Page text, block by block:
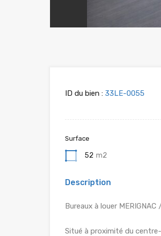
ID du bien : 33LE-0055
Surface
52 m2
Description
Bureaux à louer MERIGNAC
Situé à proximité du